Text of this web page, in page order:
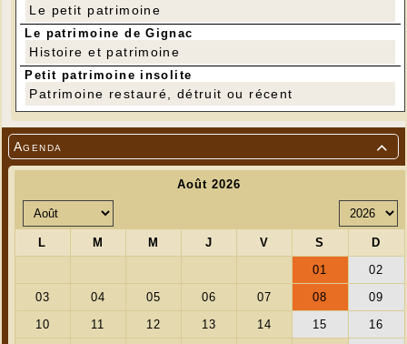

Agenda
Le petit patrimoine
Le patrimoine de Gignac
Histoire et patrimoine
Petit patrimoine insolite
Patrimoine restauré, détruit ou récent